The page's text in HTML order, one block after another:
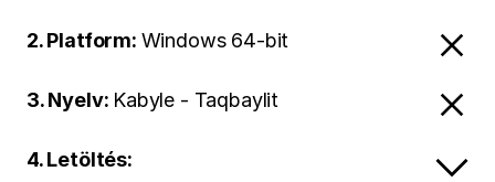
2. Platform: Windows 64-bit
3. Nyelv: Kabyle - Taqbaylit
4. Letöltés: